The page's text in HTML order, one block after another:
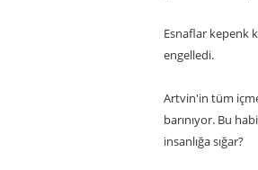
Esnaflar kepenk
engelledi.
Artvin'in tüm
barınıyor. Bu
insanlığa sığar?